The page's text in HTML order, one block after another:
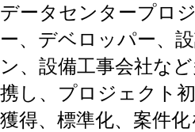
データセンタープロ
ー、デベロッパー、
ン、設備工事会社な
携し、プロジェクト
獲得、標準化、案件化